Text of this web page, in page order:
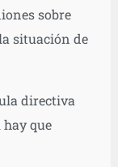
sobre
situación de
directiva
hay que